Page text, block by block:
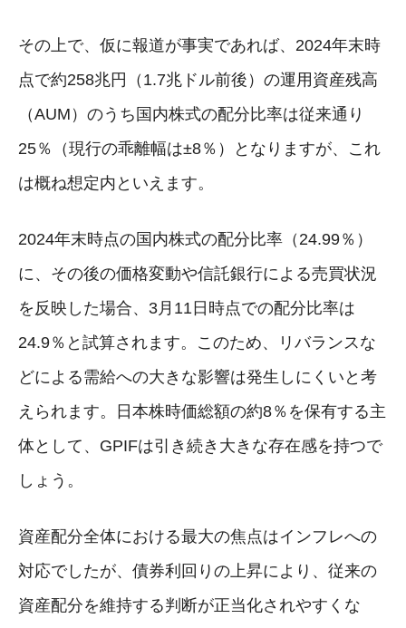
その上で、仮に報道が事実であれば、2024年末時
点で約258兆円（1.7兆ドル前後）の運用資産残高
（AUM）のうち国内株式の配分比率は従来通り
25％（現行の乖離幅は±8％）となりますが、これ
は概ね想定内といえます。
2024年末時点の国内株式の配分比率（24.99％）
に、その後の価格変動や信託銀行による売買状況
を反映した場合、3月11日時点での配分比率は
24.9％と試算されます。このため、リバランスな
どによる需給への大きな影響は発生しにくいと考
えられます。日本株時価総額の約8％を保有する主
体として、GPIFは引き続き大きな存在感を持つで
しょう。
資産配分全体における最大の焦点はインフレへの
対応でしたが、債券利回りの上昇により、従来の
資産配分を維持する判断が正当化されやすくな